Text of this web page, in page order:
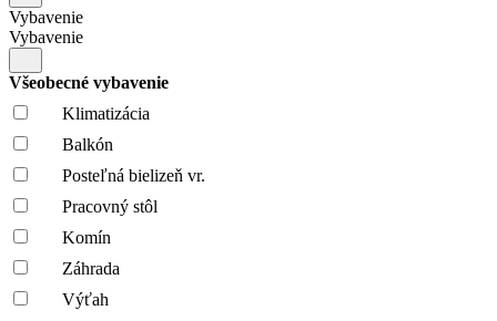
Vybavenie
Vybavenie
Všeobecné vybavenie
Klimatizácia
Balkón
Posteľná bielizeň vr.
Pracovný stôl
Komín
Záhrada
Výťah